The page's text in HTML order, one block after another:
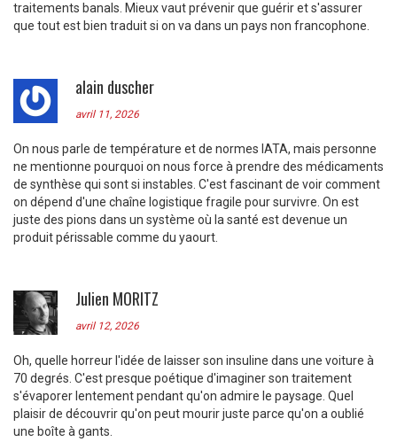
traitements banals. Mieux vaut prévenir que guérir et s'assurer
que tout est bien traduit si on va dans un pays non francophone.
alain duscher
avril 11, 2026
On nous parle de température et de normes IATA, mais personne
ne mentionne pourquoi on nous force à prendre des médicaments
de synthèse qui sont si instables. C'est fascinant de voir comment
on dépend d'une chaîne logistique fragile pour survivre. On est
juste des pions dans un système où la santé est devenue un
produit périssable comme du yaourt.
Julien MORITZ
avril 12, 2026
Oh, quelle horreur l'idée de laisser son insuline dans une voiture à
70 degrés. C'est presque poétique d'imaginer son traitement
s'évaporer lentement pendant qu'on admire le paysage. Quel
plaisir de découvrir qu'on peut mourir juste parce qu'on a oublié
une boîte à gants.